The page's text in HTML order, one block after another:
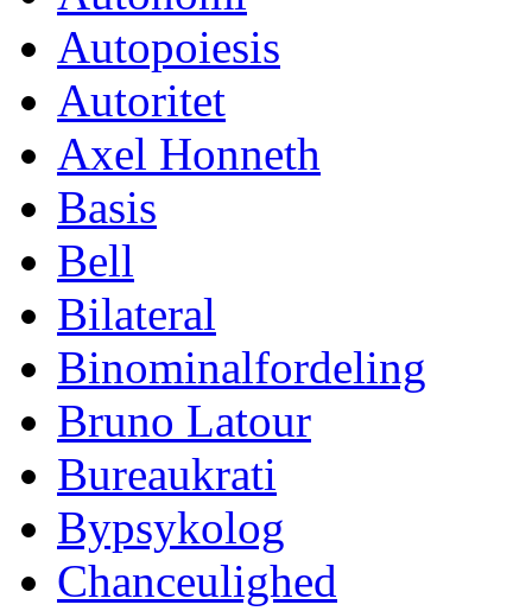
Autopoiesis
Autoritet
Axel Honneth
Basis
Bell
Bilateral
Binominalfordeling
Bruno Latour
Bureaukrati
Bypsykolog
Chanceulighed